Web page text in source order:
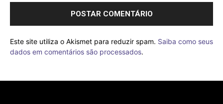
Este site utiliza o Akismet para reduzir spam. Saiba como seus
dados em comentários são processados.